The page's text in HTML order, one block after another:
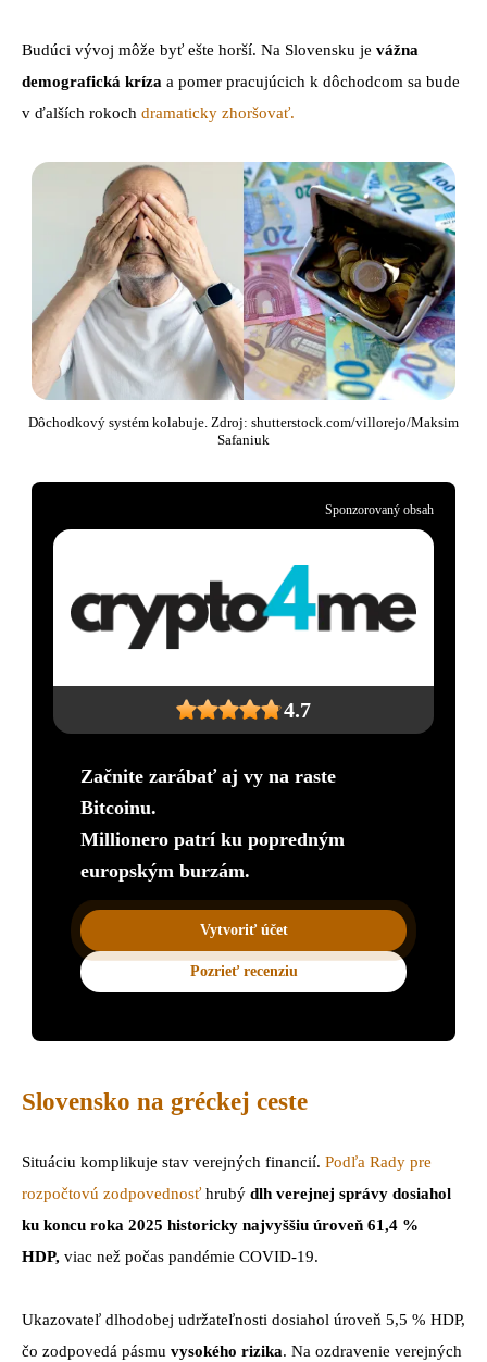
Budúci vývoj môže byť ešte horší. Na Slovensku je vážna
demografická kríza a pomer pracujúcich k dôchodcom sa bude
v ďalších rokoch dramaticky zhoršovať.
Dôchodkový systém kolabuje. Zdroj: shutterstock.com/villorejo/Maksim
Safaniuk
4.7
Začnite zarábať aj vy na raste
Bitcoinu.
Millionero patrí ku popredným
europským burzám.
Vytvoriť účet
Pozrieť recenziu
Sponzorovaný obsah
Slovensko na gréckej ceste
Situáciu komplikuje stav verejných financií. Podľa Rady pre
rozpočtovú zodpovednosť hrubý dlh verejnej správy dosiahol
ku koncu roka 2025 historicky najvyššiu úroveň 61,4 %
HDP, viac než počas pandémie COVID-19.
Ukazovateľ dlhodobej udržateľnosti dosiahol úroveň 5,5 % HDP,
čo zodpovedá pásmu vysokého rizika. Na ozdravenie verejných